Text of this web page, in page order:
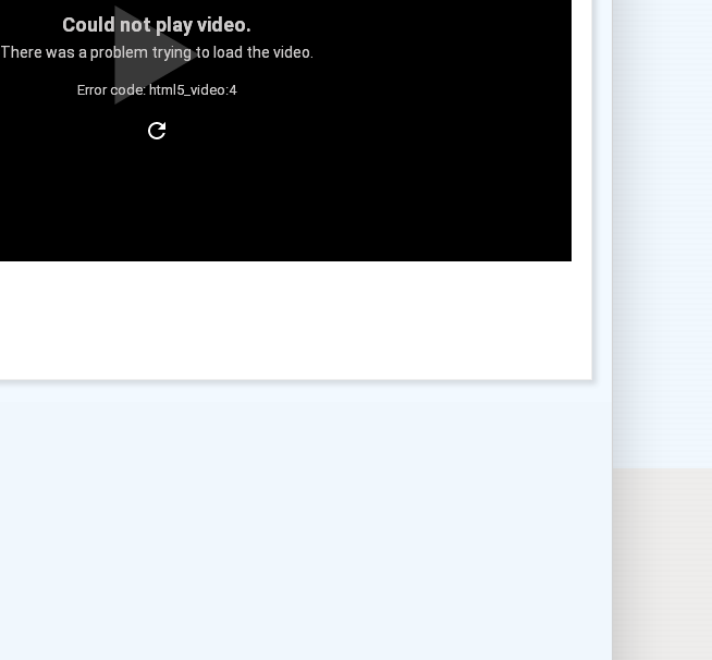
Could not play video.
There was a problem trying to load the video.
Error code: html5_video:4